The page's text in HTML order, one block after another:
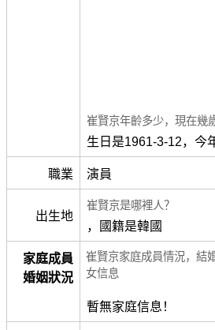
崔賢京年齡多少，現在幾
生日是1961-3-12，今
職業 演員
出生地
崔賢京是哪裡人？
，國籍是韓國
家庭成員
婚姻狀況
崔賢京家庭成員情況，結
女信息
暫無家庭信息！